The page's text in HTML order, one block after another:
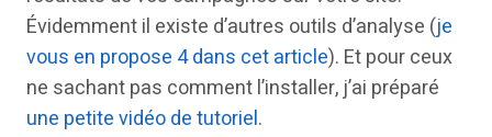
Évidemment il existe d’autres outils d’analyse (je
vous en propose 4 dans cet article). Et pour ceux
ne sachant pas comment l’installer, j’ai préparé
une petite vidéo de tutoriel.